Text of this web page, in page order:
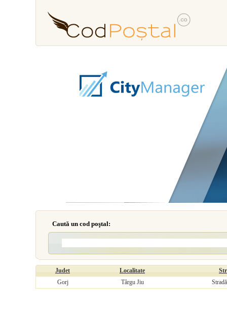
Caută un cod poştal:
Judet Localitate
Gorj
Târgu Jiu